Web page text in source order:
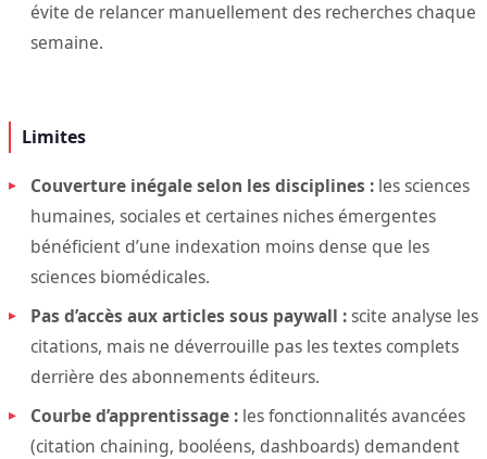
évite de relancer manuellement des recherches chaque
semaine.
Limites
Couverture inégale selon les disciplines : les sciences
humaines, sociales et certaines niches émergentes
bénéficient d’une indexation moins dense que les
sciences biomédicales.
Pas d’accès aux articles sous paywall :scite analyse les
citations, mais ne déverrouille pas les textes complets
derrière des abonnements éditeurs.
Courbe d’apprentissage : les fonctionnalités avancées
(citation chaining, booléens, dashboards) demandent